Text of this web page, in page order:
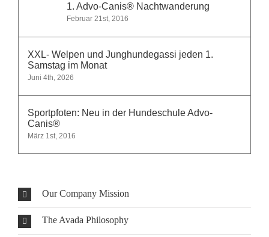
1. Advo-Canis® Nachtwanderung
Februar 21st, 2016
XXL- Welpen und Junghundegassi jeden 1.
Samstag im Monat
Juni 4th, 2026
Sportpfoten: Neu in der Hundeschule Advo-
Canis®
März 1st, 2016
Our Company Mission
The Avada Philosophy